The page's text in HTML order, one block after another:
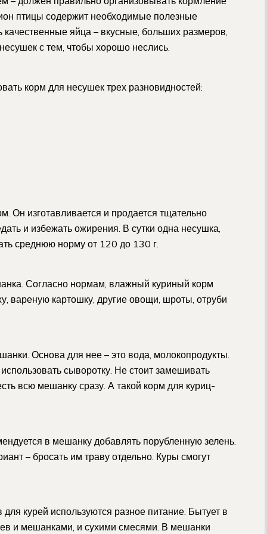
птицы содержит необходимые полезные
яйца – вкусные, больших размеров,
с тем, чтобы хорошо неслись.
корм для несушек трех разновидностей:
Он изготавливается и продается тщательно
и избежать ожирения. В сутки одна несушка,
среднюю норму от 120 до 130 г.
Согласно нормам, влажный куриный корм
вареную картошку, другие овощи, шроты, отруби
Основа для нее – это вода, молокопродукты.
сыворотку. Не стоит замешивать
всю мешанку сразу. А такой корм для куриц-
в мешанку добавлять порубленную зелень.
– бросать им траву отдельно. Куры смогут
курей используются разное питание. Бытует в
и мешанками, и сухими смесями. В мешанки